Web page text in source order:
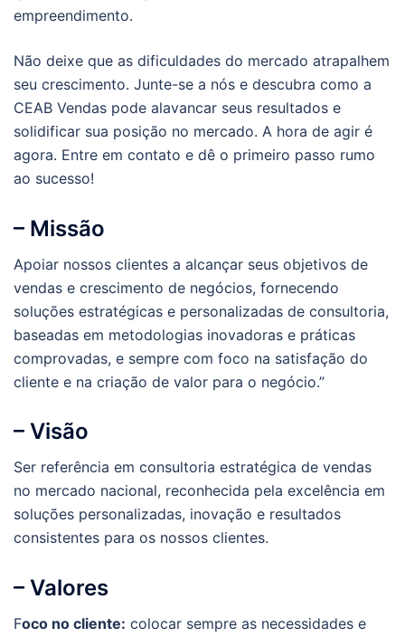
empreendimento.
Não deixe que as dificuldades do mercado atrapalhem
seu crescimento. Junte-se a nós e descubra como a
CEAB Vendas pode alavancar seus resultados e
solidificar sua posição no mercado. A hora de agir é
agora. Entre em contato e dê o primeiro passo rumo
ao sucesso!
– Missão
Apoiar nossos clientes a alcançar seus objetivos de
vendas e crescimento de negócios, fornecendo
soluções estratégicas e personalizadas de consultoria,
baseadas em metodologias inovadoras e práticas
comprovadas, e sempre com foco na satisfação do
cliente e na criação de valor para o negócio.”
– Visão
Ser referência em consultoria estratégica de vendas
no mercado nacional, reconhecida pela excelência em
soluções personalizadas, inovação e resultados
consistentes para os nossos clientes.
– Valores
Foco no cliente: colocar sempre as necessidades e